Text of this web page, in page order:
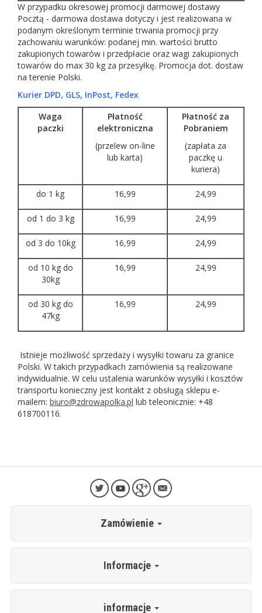
W przypadku okresowej promocji darmowej dostawy
Pocztą - darmowa dostawa dotyczy i jest realizowana w
podanym określonym terminie trwania promocji przy
zachowaniu warunków: podanej min. wartości brutto
zakupionych towarów i przedpłacie oraz wagi zakupionych
towarów do max 30 kg za przesyłkę. Promocja dot. dostaw
na terenie Polski.
Kurier DPD, GLS, InPost, Fedex
Waga
paczki
Płatność
elektroniczna
(przelew on-line
lub karta)
Płatność za
Pobraniem
(zapłata za
paczkę u
kuriera)
do 1 kg 16,99 24,99
od 1 do 3 kg 16,99 24,99
od 3 do 10kg 16,99 24,99
od 10 kg do
30kg
16,99 24,99
od 30 kg do
47kg
16,99 24,99
Istnieje możliwość sprzedaży i wysyłki towaru za granice
Polski. W takich przypadkach zamówienia są realizowane
indywidualnie. W celu ustalenia warunków wysyłki i kosztów
transportu konieczny jest kontakt z obsługą sklepu e-
mailem: biuro@zdrowapolka.pl lub teleonicznie: +48
618700116.
Zamówienie
Informacje
informacje